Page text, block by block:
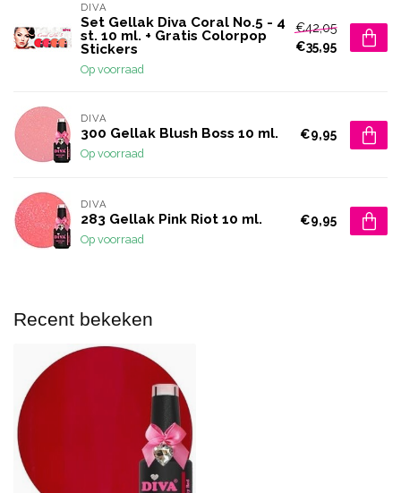
DIVA
Set Gellak Diva Coral No.5 - 4
st. 10 ml. + Gratis Colorpop
Stickers
Op voorraad
€42,05
€35,95
DIVA
300 Gellak Blush Boss 10 ml.
Op voorraad
€9,95
DIVA
283 Gellak Pink Riot 10 ml.
Op voorraad
€9,95
Recent bekeken